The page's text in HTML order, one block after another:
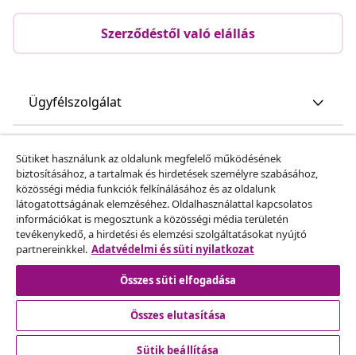
Szerződéstől való elállás
Ügyfélszolgálat
vidaXL
Fedezz fel többet
Sütiket használunk az oldalunk megfelelő működésének
biztosításához, a tartalmak és hirdetések személyre szabásához,
közösségi média funkciók felkínálásához és az oldalunk
látogatottságának elemzéséhez. Oldalhasználattal kapcsolatos
információkat is megosztunk a közösségi média területén
tevékenykedő, a hirdetési és elemzési szolgáltatásokat nyújtó
partnereinkkel. Adatvédelmi és süti nyilatkozat
Összes süti elfogadása
Összes elutasítása
Sütik beállítása